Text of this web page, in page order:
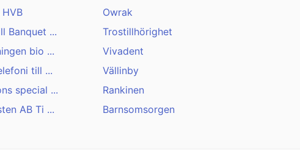
Banquet ...
bio ...
till ...
special ...
AB Ti ...
Owrak
Trostillhörighet
Vivadent
Vällinby
Rankinen
Barnsomsorgen